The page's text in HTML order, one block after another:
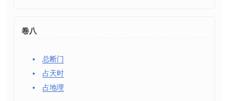
卷八
总断门
占天时
占地理